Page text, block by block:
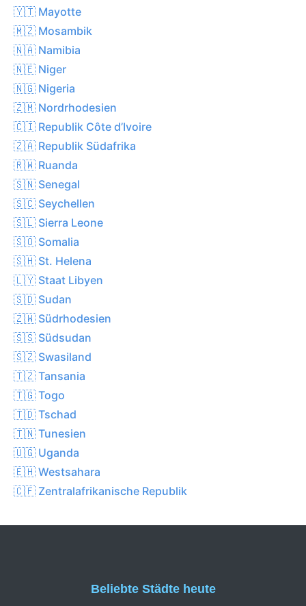
🇾🇹 Mayotte
🇲🇿 Mosambik
🇳🇦 Namibia
🇳🇪 Niger
🇳🇬 Nigeria
🇿🇲 Nordrhodesien
🇨🇮 Republik Côte d’Ivoire
🇿🇦 Republik Südafrika
🇷🇼 Ruanda
🇸🇳 Senegal
🇸🇨 Seychellen
🇸🇱 Sierra Leone
🇸🇴 Somalia
🇸🇭 St. Helena
🇱🇾 Staat Libyen
🇸🇩 Sudan
🇿🇼 Südrhodesien
🇸🇸 Südsudan
🇸🇿 Swasiland
🇹🇿 Tansania
🇹🇬 Togo
🇹🇩 Tschad
🇹🇳 Tunesien
🇺🇬 Uganda
🇪🇭 Westsahara
🇨🇫 Zentralafrikanische Republik
Beliebte Städte heute